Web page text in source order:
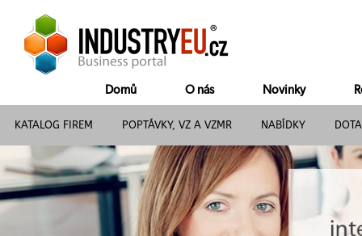
Domů O nás Novinky
KATALOG FIREM POPTÁVKY, VZ A VZMR NABÍDKY